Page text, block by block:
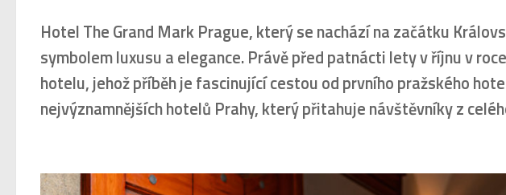
Hotel The Grand Mark Prague, který se nachází na začátku
symbolem luxusu a elegance. Právě před patnácti lety v říjnu v
hotelu, jehož příběh je fascinující cestou od prvního pražského
nejvýznamnějších hotelů Prahy, který přitahuje návštěvníky z